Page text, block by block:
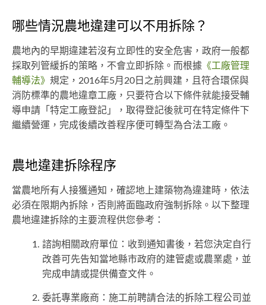
哪些情況農地違建可以不用拆除？
農地內的早期違建若沒有立即性的安全危害，政府一般都
採取列管緩拆的策略，不會立即拆除。而根據 《工廠管理
輔導法》 規定，2016年5月20日之前興建，且符合環保與
消防標準的農地違章工廠，只要符合以下條件就能接受輔
導申請「特定工廠登記」，取得登記後就可在特定條件下
繼續營運，完成後續改善程序便可轉型為合法工廠。
農地違建拆除程序
當農地所有人接獲通知，確認地上建築物為違建時，依法
必須在限期內拆除，否則將面臨政府強制拆除。以下整理
農地違建拆除的主要流程供您參考：
諮詢相關政府單位：收到通知書後，若您決定自行
改善可先告知當地縣市政府的建管處或農業處，並
完成申請或提供備查文件。
委託專業廠商：施工前聘請合法的拆除工程公司並